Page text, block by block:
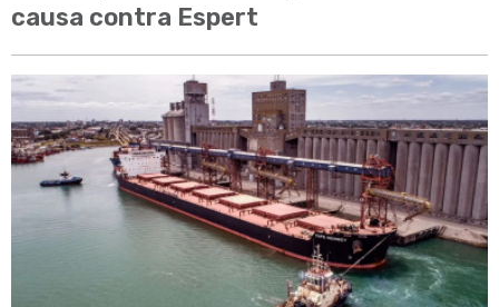
causa contra Espert